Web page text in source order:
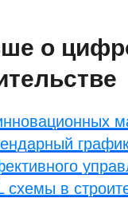
о
схемы в